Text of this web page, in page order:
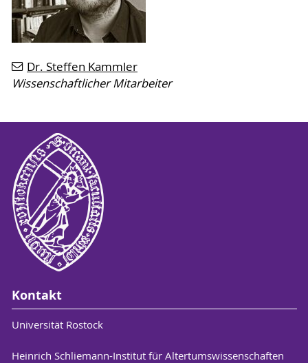
Dr. Steffen Kammler
Wissenschaftlicher Mitarbeiter
Kontakt
Universität Rostock
Heinrich Schliemann-Institut für Altertumswissenschaften